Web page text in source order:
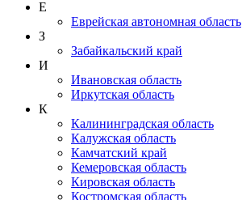
Е
Еврейская автономная область
З
Забайкальский край
И
Ивановская область
Иркутская область
К
Калининградская область
Калужская область
Камчатский край
Кемеровская область
Кировская область
Костромская область